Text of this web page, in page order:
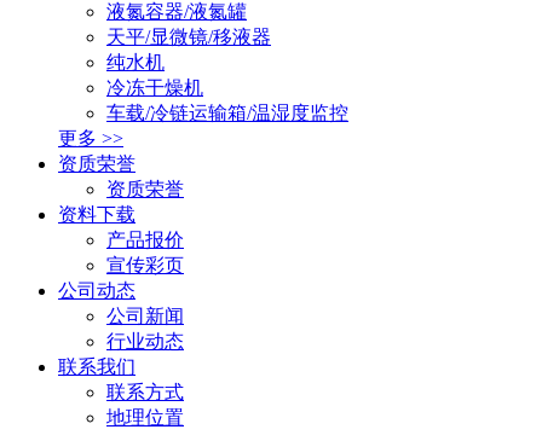
液氮容器/液氮罐
天平/显微镜/移液器
纯水机
冷冻干燥机
车载/冷链运输箱/温湿度监控
更多 >>
资质荣誉
资质荣誉
资料下载
产品报价
宣传彩页
公司动态
公司新闻
行业动态
联系我们
联系方式
地理位置